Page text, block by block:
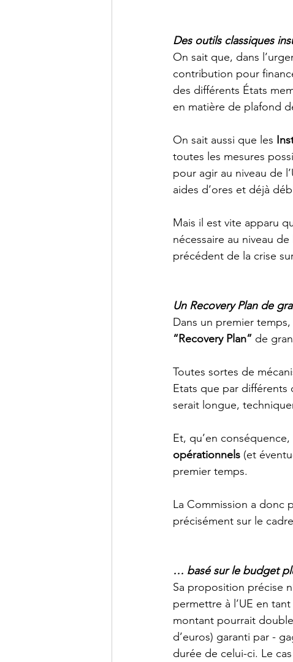
Des outils classiques
On sait que, dans
contribution pour
des différents États
en matière de plafond
On sait aussi que les
toutes les mesures
pour agir au niveau de
aides d’ores et déjà
Mais il est vite apparu
nécessaire au niveau
précédent de la crise
Un Recovery Plan de
Dans un premier
“Recovery Plan” de
Toutes sortes de
Etats que par différents
serait longue,
Et, qu’en
opérationnels (et
premier temps.
La Commission a donc
précisément sur le
… basé sur le budget
Sa proposition précise
permettre à l’UE en
montant pourrait
d’euros) garanti par -
durée de celui-ci. Le